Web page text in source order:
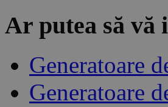
Ar putea să vă
Generatoare
Generatoare